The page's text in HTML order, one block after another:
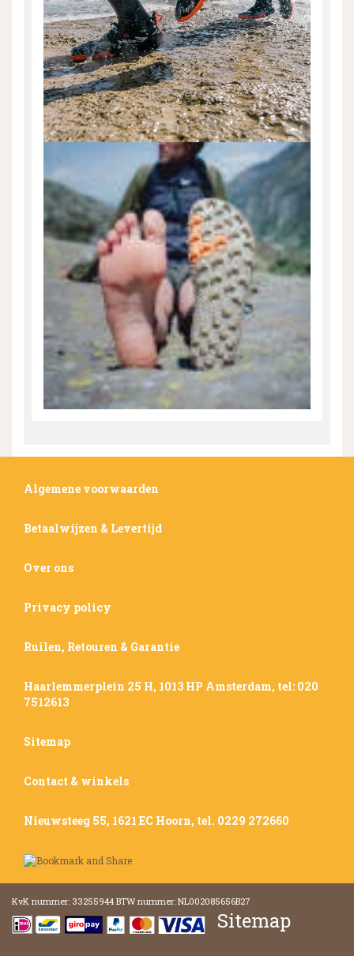
Algemene voorwaarden
Betaalwijzen & Levertijd
Over ons
Privacy policy
Ruilen, Retouren & Garantie
Haarlemmerplein 25 H, 1013 HP Amsterdam, tel: 020
7512613
Sitemap
Contact & winkels
Nieuwsteeg 55, 1621 EC Hoorn, tel. 0229 272660
KvK nummer: 33255944 BTW nummer: NL002085656B27
Sitemap